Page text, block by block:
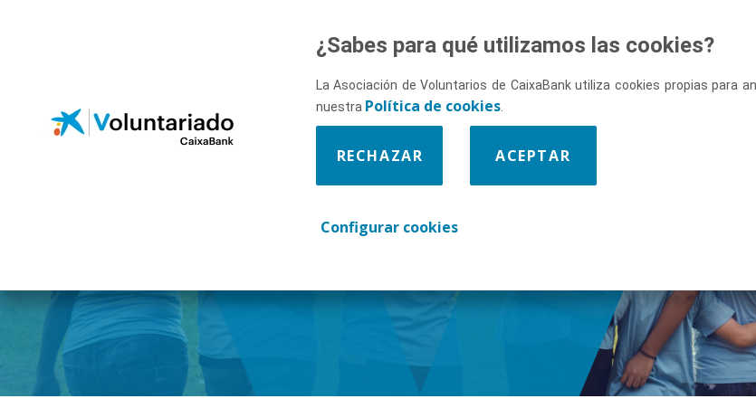
Descúbrenos
¿Sabes para qué utilizamos las cookies?
La Asociación de Voluntarios de CaixaBank utiliza cookies propias
nuestra Política de cookies.
RECHAZAR ACEPTAR
Configurar cookies